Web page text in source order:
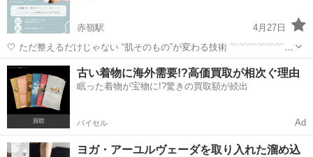
赤嶺駅
4月27日
🤍 ただ整えるだけじゃない “肌そのもの”が変わる技術 ﹋﹋﹋﹋﹋﹋﹋
﹋﹋﹋ フェイシャルワックスで ✔ 産毛・ムダ毛をオフ ✔ 古い角質を
除去 ✔ ワントーン明るいなめらか肌へ 触れた瞬間、違いが...
沖縄 那覇市 赤嶺駅 その他 フェイシャル
古い着物に海外需要!?高価買取が相次ぐ理由
眠った着物が宝物に!?驚きの買取額が続出
バイセル Ad
ヨガ・アーユルヴェーダを取り入れた溜め込